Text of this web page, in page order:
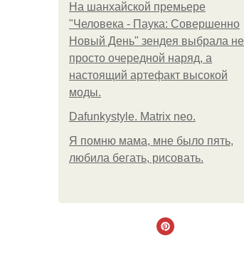
На шанхайской премьере
"Человека - Паука: Совершенно
Новый День" зендея выбрала не
просто очередной наряд, а
настоящий артефакт высокой
моды.
Dafunkystyle. Matrix neo.
Я помню мама, мне было пять,
любила бегать, рисовать.